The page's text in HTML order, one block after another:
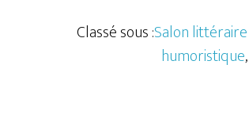
Classé sous :Salon littéraire
humoristique,